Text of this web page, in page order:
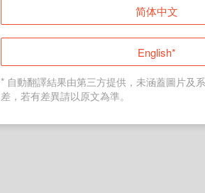
返回首頁
简体中文
English*
* 自動翻譯結果由第三方提供，未涵蓋圖片及
差，若有差異請以原文為準。